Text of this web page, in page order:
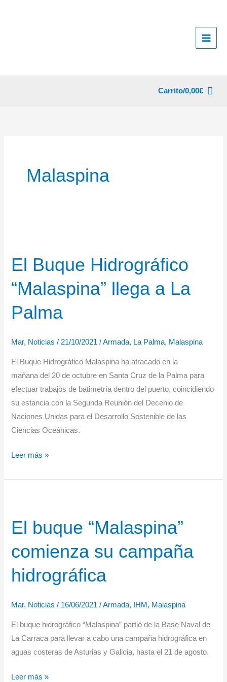
Carrito/0,00€
Malaspina
El Buque Hidrográfico
“Malaspina” llega a La
Palma
Mar, Noticias / 21/10/2021/Armada, La Palma, Malaspina
El Buque Hidrográfico Malaspina ha atracado en la
mañana del 20 de octubre en Santa Cruz de la Palma para
efectuar trabajos de batimetría dentro del puerto, coincidiendo
su estancia con la Segunda Reunión del Decenio de
Naciones Unidas para el Desarrollo Sostenible de las
Ciencias Oceánicas.
El
Hidrográfico
a
Palma
Leer más »
El buque “Malaspina”
comienza su campaña
hidrográfica
Mar, Noticias / 16/06/2021/Armada, IHM , Malaspina
El buque hidrográfico “Malaspina” partió de la Base Naval de
La Carraca para llevar a cabo una campaña hidrográfica en
aguas costeras de Asturias y Galicia, hasta el 21 de agosto.
El
Leer más »